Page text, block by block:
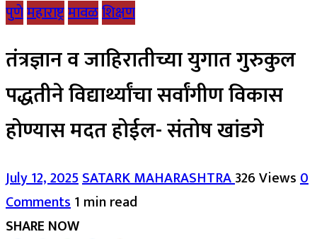
पुणेमहाराष्ट्रमावळशिक्षण
तंत्रज्ञान व जाहिरातीच्या युगात गुरुकुल
पद्धतीने विद्यार्थ्यांचा सर्वांगीण विकास
होण्यास मदत होईल- संतोष खांडगे
July 12, 2025SATARK MAHARASHTRA326 Views0
Comments1 min read
SHARE NOW